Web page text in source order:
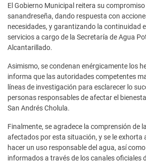
El Gobierno Municipal reitera su
sanandreseña, dando respuesta con
necesidades, y garantizando la continuidad
servicios a cargo de la Secretaría de Agua
Alcantarillado.
Asimismo, se condenan enérgicamente los
informa que las autoridades competentes
líneas de investigación para esclarecer lo
personas responsables de afectar el
San Andrés Cholula.
Finalmente, se agradece la comprensión de
afectados por esta situación, y se le exhorta
hacer un uso responsable del agua, así
informados a través de los canales oficiales